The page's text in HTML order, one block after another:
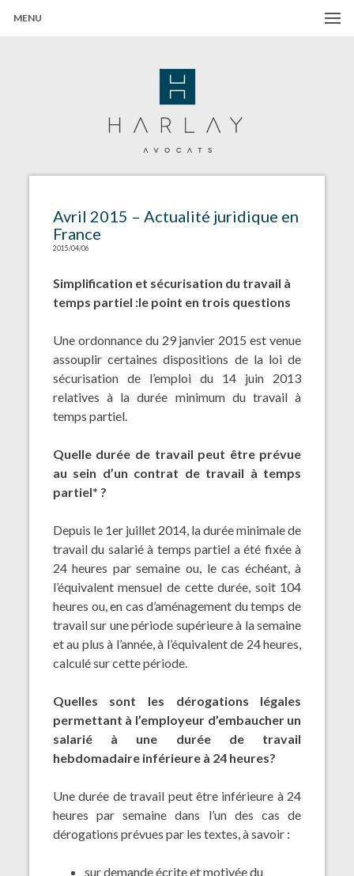
MENU
Avril 2015 – Actualité juridique en
France
2015/04/06
Simplification et sécurisation du travail à
temps partiel :le point en trois questions
Une ordonnance du 29 janvier 2015 est venue
assouplir certaines dispositions de la loi de
sécurisation de l’emploi du 14 juin 2013
relatives à la durée minimum du travail à
temps partiel.
Quelle durée de travail peut être prévue
au sein d’un contrat de travail à temps
partiel* ?
Depuis le 1er juillet 2014, la durée minimale de
travail du salarié à temps partiel a été fixée à
24 heures par semaine ou, le cas échéant, à
l’équivalent mensuel de cette durée, soit 104
heures ou, en cas d’aménagement du temps de
travail sur une période supérieure à la semaine
et au plus à l’année, à l’équivalent de 24 heures,
calculé sur cette période.
Quelles sont les dérogations légales
permettant à l’employeur d’embaucher un
salarié à une durée de travail
hebdomadaire inférieure à 24 heures?
Une durée de travail peut être inférieure à 24
heures par semaine dans l’un des cas de
dérogations prévues par les textes, à savoir :
sur demande écrite et motivée du